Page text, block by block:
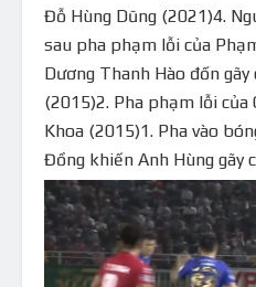
Đỗ Hùng Dũng (2021)4.
sau pha phạm lỗi của
Dương Thanh Hào đốn gãy
(2015)2. Pha phạm lỗi của
Khoa (2015)1. Pha vào
Đồng khiến Anh Hùng gãy